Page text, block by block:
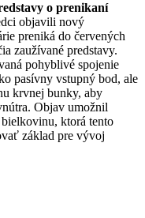
o prenikaní
objavili nový
preniká do červených
zaužívané predstavy.
pohyblivé spojenie
pasívny vstupný bod, ale
krvnej bunky, aby
Objav umožnil
ktorá tento
základ pre vývoj